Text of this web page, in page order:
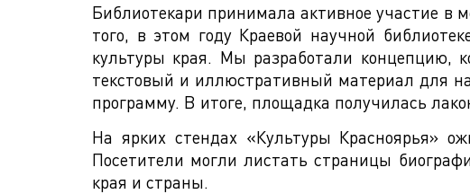
Библиотекари принимала активное участие в
того, в этом году Краевой научной
культуры края. Мы разработали концепцию,
текстовый и иллюстративный материал для
программу. В итоге, площадка получилась
На ярких стендах «Культуры Красноярья»
Посетители могли листать страницы
края и страны.